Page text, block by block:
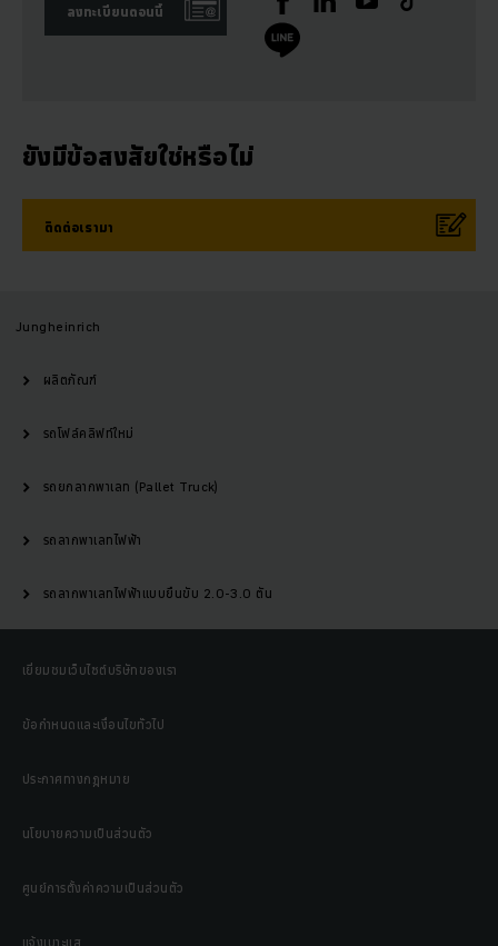
ลงทะเบียนตอนนี้
ยังมีข้อสงสัยใช่หรือไม่
ติดต่อเรามา
Jungheinrich
ผลิตภัณฑ์
รถโฟล์คลิฟท์ใหม่
รถยกลากพาเลท (Pallet Truck)
รถลากพาเลทไฟฟ้า
รถลากพาเลทไฟฟ้าแบบยืนขับ 2.0-3.0 ตัน
เยี่ยมชมเว็บไซต์บริษัทของเรา
ข้อกำหนดและเงื่อนไขทั่วไป
ประกาศทางกฎหมาย
นโยบายความเป็นส่วนตัว
ศูนย์การตั้งค่าความเป็นส่วนตัว
แจ้งเบาะแส